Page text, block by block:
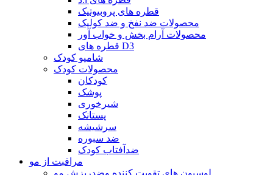
قطره های پروبیوتیک
محصولات ضد نفخ و ضد کولیک
محصولات آرام بخش و خواب آور
قطره های D3
شامپو کودک
محصولات کودک
کودکان
پوشک
شیرخوری
پستانک
سرشیشه
ضد سبوره
ضدآفتاب کودک
مراقبت از مو